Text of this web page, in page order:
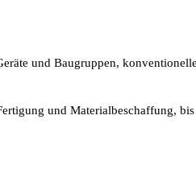
und Baugruppen,
und Materialbeschaffung,